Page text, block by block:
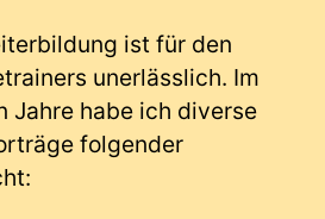
ist für den
unerlässlich. Im
Jahre habe ich diverse
folgender